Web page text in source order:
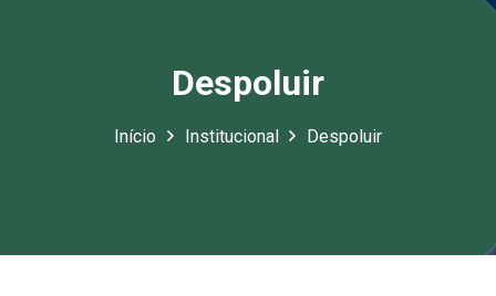
Despoluir
Início Institucional Despoluir